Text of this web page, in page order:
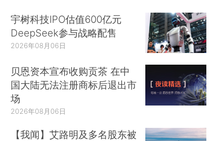
宇树科技IPO估值600亿元
DeepSeek参与战略配售
2026年08月06日
贝恩资本宣布收购贡茶 在中
国大陆无法注册商标后退出市
场
2026年08月06日
【我闻】艾路明及多名股东被